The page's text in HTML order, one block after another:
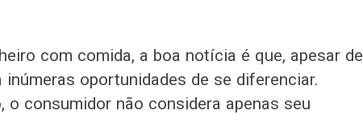
com comida, a boa notícia é que, apesar de
oportunidades de se diferenciar.
o consumidor não considera apenas seu